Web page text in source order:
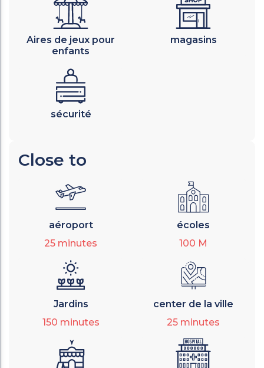
Aires de jeux pour
enfants
magasins
sécurité
Close to
aéroport
25 minutes
écoles
100 M
Jardins
150 minutes
center de la ville
25 minutes